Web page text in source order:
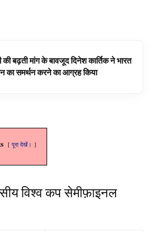
की बढ़ती मांग के बावजूद दिनेश कार्तिक ने भारत
समर्थन करने का आग्रह किया
पूरा देखें।
विश्व कप सेमीफ़ाइनल